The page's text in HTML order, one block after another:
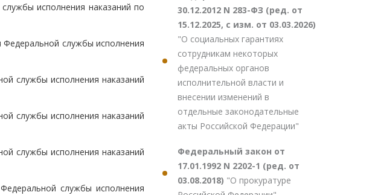
исполнения наказаний по
Федеральной службы исполнения
службы исполнения наказаний
службы исполнения наказаний
службы исполнения наказаний
службы исполнения
30.12.2012 N 283-ФЗ (ред. от
15.12.2025, с изм. от 03.03.2026)
"О социальных гарантиях
сотрудникам некоторых
федеральных органов
исполнительной власти и
внесении изменений в
отдельные законодательные
акты Российской Федерации"
Федеральный закон от
17.01.1992 N 2202-1 (ред. от
03.08.2018) "О прокуратуре